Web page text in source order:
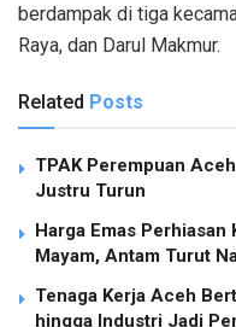
berdampak di tiga
Raya, dan Darul Makmur.
Related Posts
TPAK Perempuan
Justru Turun
Harga Emas
Mayam, Antam Turut
Tenaga Kerja Aceh
hingga Industri Jadi